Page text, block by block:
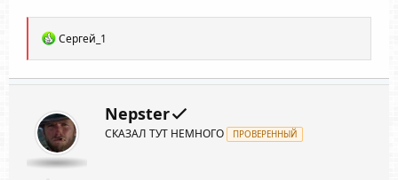
Р
а
к
и
и
:
Сергей_1
Nepster
СКАЗАЛ ТУТ НЕМНОГО ПРОВЕРЕННЫЙ